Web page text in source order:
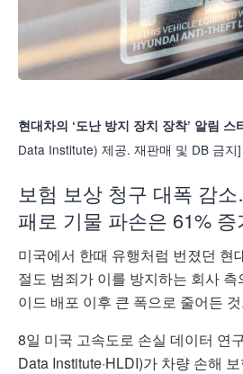
현대차의 ‘도난 방지 장치 장착’ 알림 스
Data Institute) 제공. 재판매 및 DB 금지]
보험 보상 청구 대폭 감
패로 기물 파손은 61% 증
미국에서 한때 유행처럼 번졌던 현
절도 범죄가 이를 방지하는 회사
이드 배포 이후 큰 폭으로 줄어든
8일 미국 고속도로 손실 데이터 연
Data Institute·HLDI)가 차량 손해